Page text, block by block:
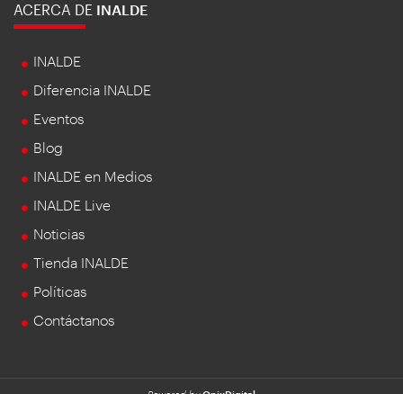
ACERCA DE INALDE
INALDE
Diferencia INALDE
Eventos
Blog
INALDE en Medios
INALDE Live
Noticias
Tienda INALDE
Políticas
Contáctanos